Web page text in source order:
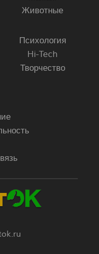
Животные
Психология
Hi-Tech
Творчество